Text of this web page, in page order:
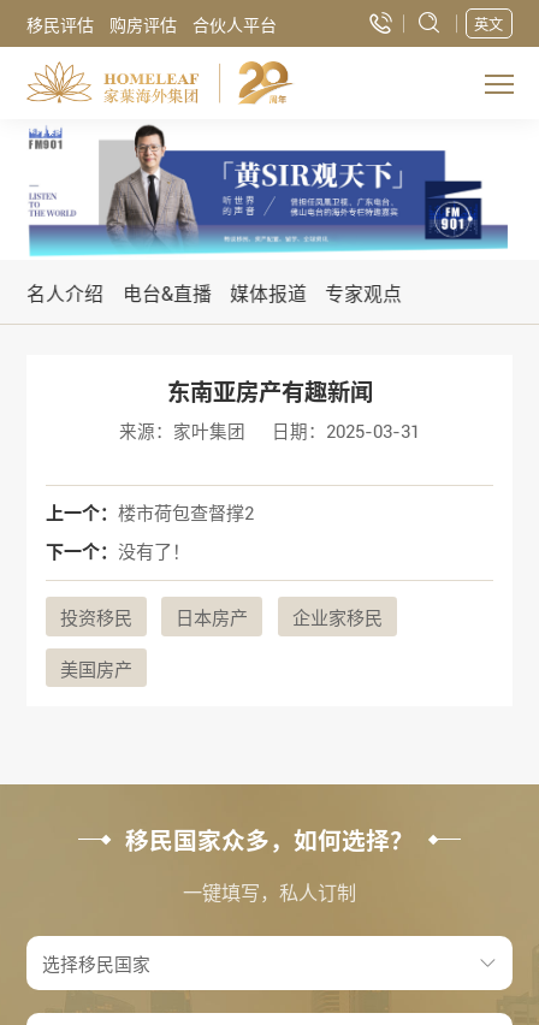
移民评估 购房评估 合伙人平台 英文
名人介绍 电台&直播 媒体报道 专家观点
东南亚房产有趣新闻
来源：家叶集团 日期：2025-03-31
上一个： 楼市荷包查督撑2
下一个： 没有了！
投资移民 日本房产 企业家移民
美国房产
移民国家众多，如何选择？
一键填写，私人订制